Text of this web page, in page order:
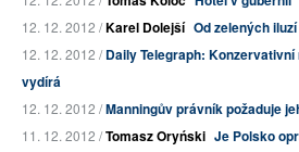
12. 12. 2012 /Karel Dolejší Od zelených
12. 12. 2012 /Daily Telegraph:
vydírá
12. 12. 2012 /Manningův právník požaduje
11. 12. 2012 /Tomasz Oryński Je Polsko